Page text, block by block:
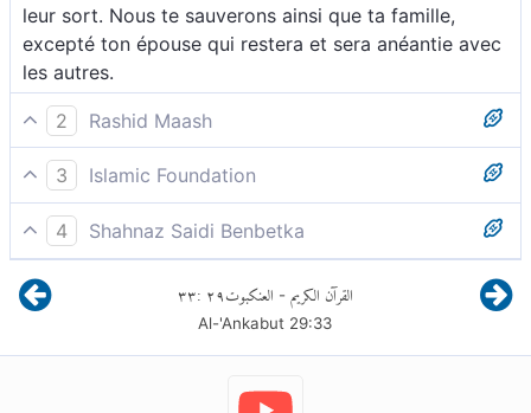
leur sort. Nous te sauverons ainsi que ta famille,
excepté ton épouse qui restera et sera anéantie avec
les autres.
2
Rashid Maash
33 Lorsque Nos messagers se présentèrent à Loth, il
fut affligé par leur arrivée et angoissé par leur
présence. Ils le rassurèrent : « Ne crains rien et ne
t’afflige pas. Nous allons te sauver, toi et ta famille,
excepté ta femme, vouée avec les autres à être
exterminée.
3
Islamic Foundation
Quand Nos émissaires vinrent à Loth, il s’affligea pour
eux et fut gêné de leur présence. Ils lui dirent alors : «
N’aie pas peur et ne sois pas triste, car nous te
sauverons, toi et ta famille, mais nous en exclurons ta
femme qui sera du nombre des disparus
4
Shahnaz Saidi Benbetka
Nos messagers se présentèrent chez Loth. Il en fut
très affecté et se sentit désemparé. Mais les
émissaires le rassurèrent en lui disant : «N’aie crainte,
et ne t’afflige point ! Nous allons te sauver, toi et les
tiens, excepté ta femme qui sera du nombre des
القرآن الكريم - العنكبوت٢٩:٣٣
Al-'Ankabut 29:33